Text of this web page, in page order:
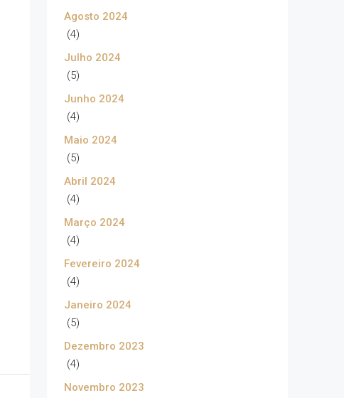
Agosto 2024
(4)
Julho 2024
(5)
Junho 2024
(4)
Maio 2024
(5)
Abril 2024
(4)
Março 2024
(4)
Fevereiro 2024
(4)
Janeiro 2024
(5)
Dezembro 2023
(4)
Novembro 2023